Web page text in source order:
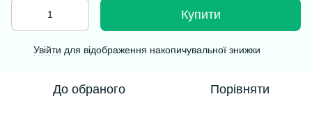
Купити
Увійти для відображення накопичувальної знижки
До обраного Порівняти